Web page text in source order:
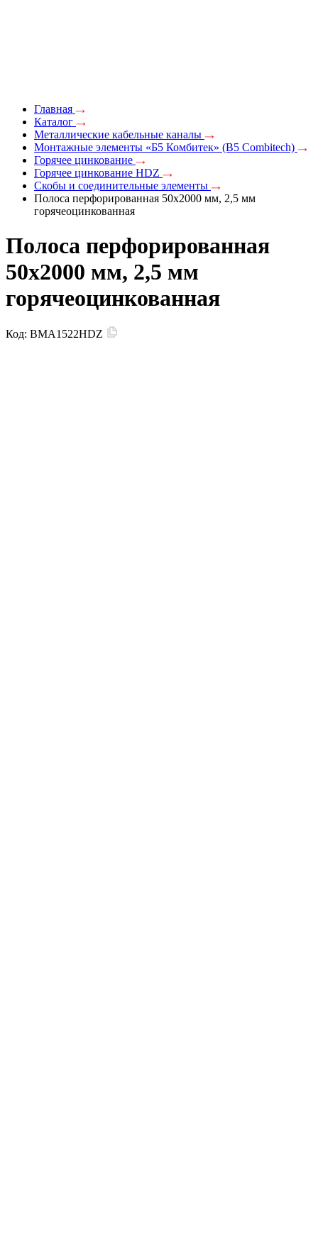
Главная
Каталог
Металлические кабельные каналы
Монтажные элементы «Б5 Комбитек» (B5 Combitech)
Горячее цинкование
Горячее цинкование HDZ
Скобы и соединительные элементы
Полоса перфорированная 50x2000 мм, 2,5 мм
горячеоцинкованная
Полоса перфорированная
50x2000 мм, 2,5 мм
горячеоцинкованная
Код: BMA1522HDZ